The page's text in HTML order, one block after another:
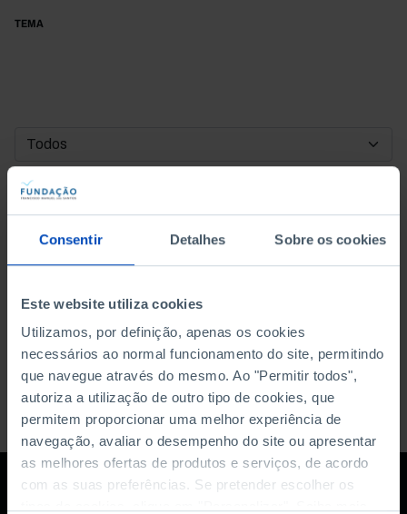
Consentir Detalhes Sobre os cookies
Este website utiliza cookies
Utilizamos, por definição, apenas os cookies
necessários ao normal funcionamento do site, permitindo
que navegue através do mesmo. Ao "Permitir todos",
autoriza a utilização de outro tipo de cookies, que
permitem proporcionar uma melhor experiência de
navegação, avaliar o desempenho do site ou apresentar
as melhores ofertas de produtos e serviços, de acordo
com as suas preferências. Se pretender escolher os
TEMA
DATA DE INÍCIO
DATA DE FIM